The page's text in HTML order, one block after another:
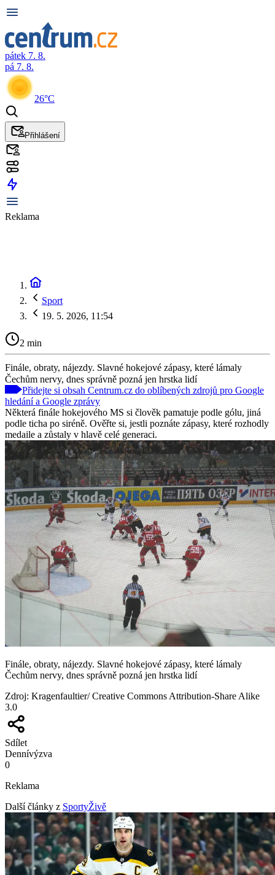
pátek 7. 8.
pá 7. 8.
26°C
Přihlášení
Reklama
Sport
19. 5. 2026, 11:54
2 min
Finále, obraty, nájezdy. Slavné hokejové zápasy, které lámaly
Čechům nervy, dnes správně pozná jen hrstka lidí
Přidejte si obsah Centrum.cz do oblíbených zdrojů pro Google
hledání a Google zprávy
Některá finále hokejového MS si člověk pamatuje podle gólu, jiná
podle ticha po siréně. Ověřte si, jestli poznáte zápasy, které rozhodly
medaile a zůstaly v hlavě celé generaci.
Finále, obraty, nájezdy. Slavné hokejové zápasy, které lámaly
Čechům nervy, dnes správně pozná jen hrstka lidí
Zdroj: Kragenfaultier/ Creative Commons Attribution-Share Alike
3.0
Sdílet
Dennívýzva
0
Reklama
Další články z SportyŽivě